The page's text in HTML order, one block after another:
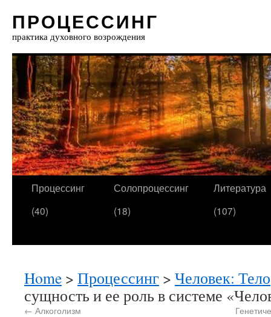
ПРОЦЕССИНГ
практика духовного возрождения
Процессинг
(40)
Солопроцессинг
(18)
Литература
(107)
Home > Процессинг > Человек: Тело
сущность и ее роль в системе
← Алкоголизм